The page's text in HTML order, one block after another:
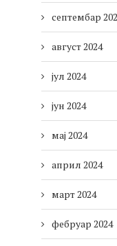
септембар
август 2024
јул 2024
јун 2024
мај 2024
април 2024
март 2024
фебруар 2024